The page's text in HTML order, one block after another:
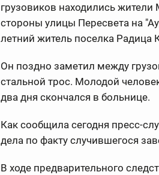
грузовиков находились
стороны улицы Пересвета на
летний житель поселка Радица
Он поздно заметил между
стальной трос. Молодой
два дня скончался в больнице.
Как сообщила сегодня пресс-
дела по факту случившегося
В ходе предварительного